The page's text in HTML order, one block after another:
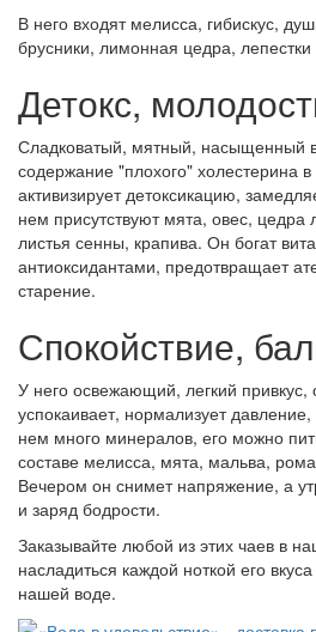
В него входят мелисса, гибискус,
брусники, лимонная цедра,
Детокс,
Сладковатый, мятный, насыщенный
содержание "плохого" холестерина
активизирует детоксикацию,
нем присутствуют мята, овес, цедра
листья сенны, крапива. Он богат
антиоксидантами, предотвращает
старение.
Спокойствие,
У него освежающий, легкий
успокаивает, нормализует
нем много минералов, его можно
составе мелисса, мята, мальва,
Вечером он снимет напряжение, а
и заряд бодрости.
Заказывайте любой из этих чаев в
насладиться каждой ноткой его
нашей воде.